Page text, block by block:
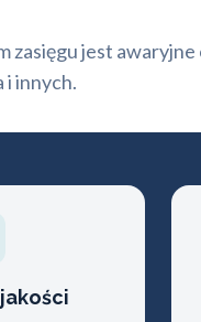
zasięgu jest
i innych.